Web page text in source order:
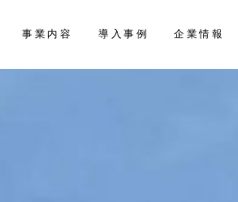
事業内容 導入事例 企業情報